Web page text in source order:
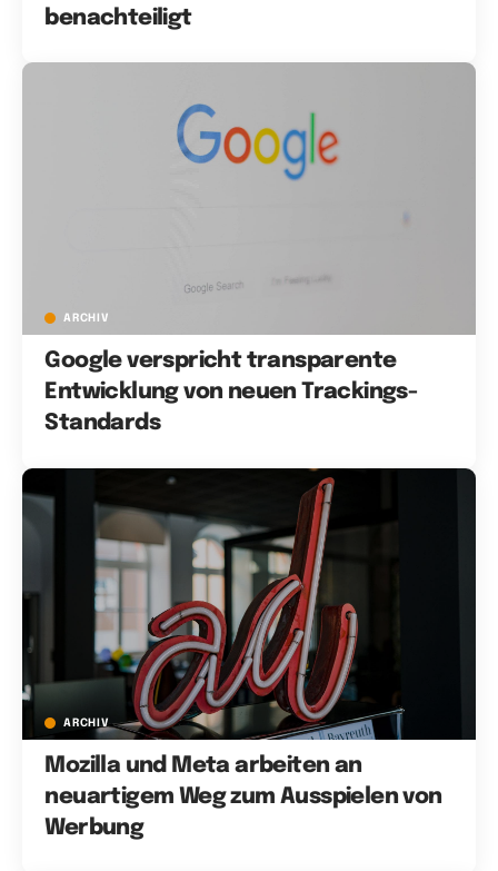
benachteiligt
ARCHIV
Google verspricht transparente
Entwicklung von neuen Trackings-
Standards
ARCHIV
Mozilla und Meta arbeiten an
neuartigem Weg zum Ausspielen von
Werbung